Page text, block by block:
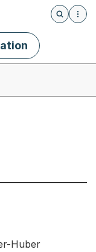
Öffnet
Huber